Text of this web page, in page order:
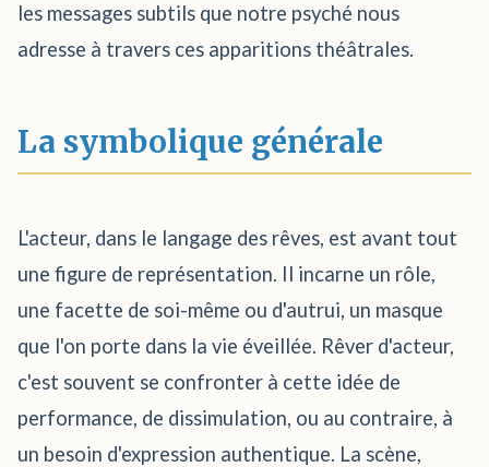
les messages subtils que notre psyché nous
adresse à travers ces apparitions théâtrales.
La symbolique générale
L'acteur, dans le langage des rêves, est avant tout
une figure de représentation. Il incarne un rôle,
une facette de soi-même ou d'autrui, un masque
que l'on porte dans la vie éveillée. Rêver d'acteur,
c'est souvent se confronter à cette idée de
performance, de dissimulation, ou au contraire, à
un besoin d'expression authentique. La scène,